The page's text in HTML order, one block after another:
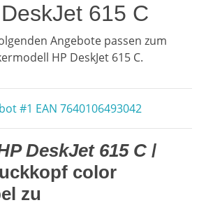
615 C
Angebote passen zum
HP DeskJet 615 C.
#1 EAN 7640106493042
DeskJet 615 C /
color
zu